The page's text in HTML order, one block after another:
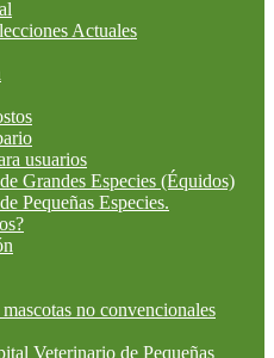
Actuales
usuarios
Grandes Especies (Équidos)
Pequeñas Especies.
no convencionales
Veterinario de Pequeñas